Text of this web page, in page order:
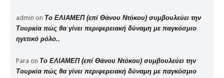
admin on Το ΕΛΙΑΜΕΠ (επί Θάνου Ντόκου) συμβουλεύει την
Τουρκία πώς θα γίνει περιφερειακή δύναμη με παγκόσμιο
ηγετικό ρόλο..
Para on Το ΕΛΙΑΜΕΠ (επί Θάνου Ντόκου) συμβουλεύει την
Τουρκία πώς θα γίνει περιφερειακή δύναμη με παγκόσμιο